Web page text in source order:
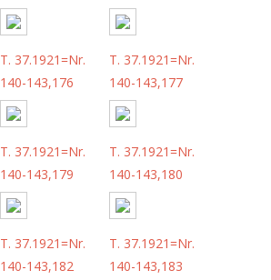
T. 37.1921=Nr.
140-143,176
T. 37.1921=Nr.
140-143,177
T. 37.1921=Nr.
140-143,179
T. 37.1921=Nr.
140-143,180
T. 37.1921=Nr.
140-143,182
T. 37.1921=Nr.
140-143,183